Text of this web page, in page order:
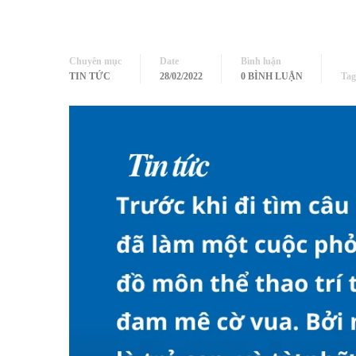
Chuyên mục
TIN TỨC
Date
28/02/2022
Bình luận
0 BÌNH LUẬN